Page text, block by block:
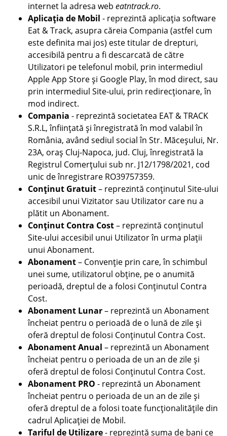
internet la adresa web eatntrack.ro.
Aplicația de Mobil - reprezintă aplicația software
Eat & Track, asupra căreia Compania (astfel cum
este definita mai jos) este titular de drepturi,
accesibilă pentru a fi descarcată de către
Utilizatori pe telefonul mobil, prin intermediul
Apple App Store și Google Play, în mod direct, sau
prin intermediul Site-ului, prin redirecționare, în
mod indirect.
Compania - reprezintă societatea EAT & TRACK
S.R.L, înființată și înregistrată în mod valabil în
România, având sediul social în Str. Măceșului, Nr.
23A, oraș Cluj-Napoca, jud. Cluj, înregistrată la
Registrul Comerțului sub nr. J12/1798/2021, cod
unic de înregistrare RO39757359.
Conținut Gratuit– reprezintă conținutul Site-ului
accesibil unui Vizitator sau Utilizator care nu a
plătit un Abonament.
Conținut Contra Cost– reprezintă conținutul
Site-ului accesibil unui Utilizator în urma plații
unui Abonament.
Abonament– Convenție prin care, în schimbul
unei sume, utilizatorul obține, pe o anumită
perioadă, dreptul de a folosi Conținutul Contra
Cost.
Abonament Lunar– reprezintă un Abonament
încheiat pentru o perioadă de o lună de zile și
oferă dreptul de folosi Conținutul Contra Cost.
Abonament Anual – reprezintă un Abonament
încheiat pentru o perioada de un an de zile și
oferă dreptul de folosi Conținutul Contra Cost.
Abonament PRO - reprezintă un Abonament
încheiat pentru o perioada de un an de zile și
oferă dreptul de a folosi toate funcționalitățile din
cadrul Aplicației de Mobil.
Tariful de Utilizare- reprezintă suma de bani ce